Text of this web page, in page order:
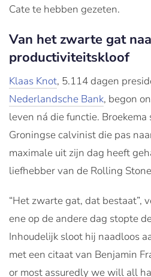
Cate te hebben gezeten.
Van het zwarte gat
productiviteitskloof
Klaas Knot, 5.114 dagen
Nederlandsche Bank, begon
leven ná die functie.
Groningse calvinist die pas
maximale uit zijn dag heeft
liefhebber van de Rolling
“Het zwarte gat, dat bestaat”,
ene op de andere dag stopte
Inhoudelijk sloot hij naadloos
met een citaat van Benjamin
or most assuredly we will all